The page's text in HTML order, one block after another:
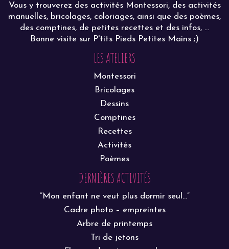
Vous y trouverez des activités Montessori, des activités
manuelles, bricolages, coloriages, ainsi que des poèmes,
des comptines, de petites recettes et des infos, ...
Bonne visite sur P'tits Pieds Petites Mains ;)
LES ATELIERS
Montessori
Bricolages
Dessins
Comptines
Recettes
Activités
Poèmes
DERNIÈRES ACTIVITÉS
“Mon enfant ne veut plus dormir seul…”
Cadre photo – empreintes
Arbre de printemps
Tri de jetons